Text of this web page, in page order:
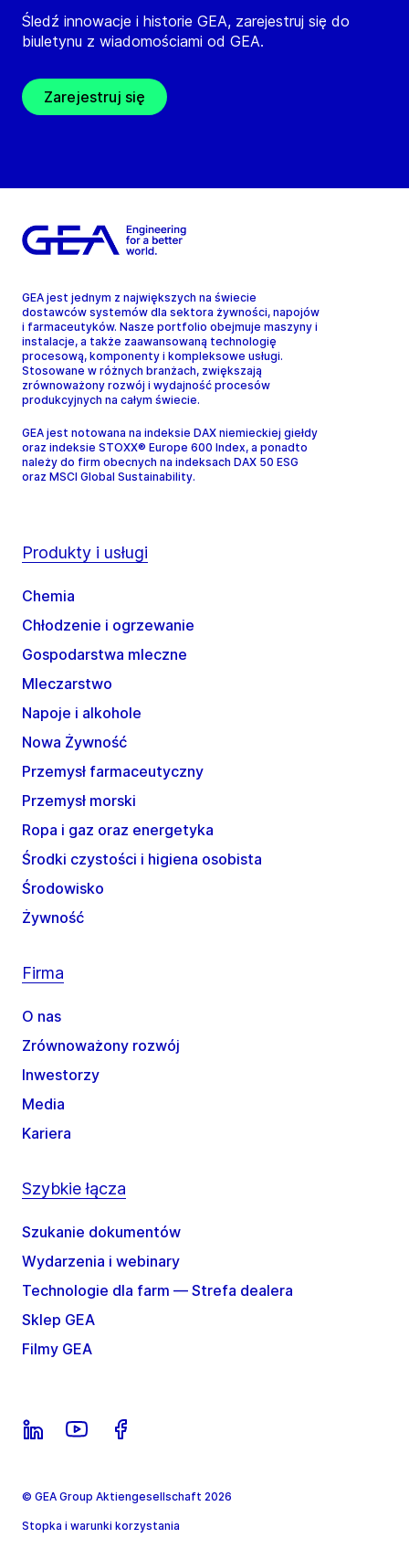
Śledź innowacje i historie GEA, zarejestruj się do
biuletynu z wiadomościami od GEA.
Zarejestruj się
GEA jest jednym z największych na świecie
dostawców systemów dla sektora żywności, napojów
i farmaceutyków. Nasze portfolio obejmuje maszyny i
instalacje, a także zaawansowaną technologię
procesową, komponenty i kompleksowe usługi.
Stosowane w różnych branżach, zwiększają
zrównoważony rozwój i wydajność procesów
produkcyjnych na całym świecie.
GEA jest notowana na indeksie DAX niemieckiej giełdy
oraz indeksie STOXX® Europe 600 Index, a ponadto
należy do firm obecnych na indeksach DAX 50 ESG
oraz MSCI Global Sustainability.
Produkty i usługi
Chemia
Chłodzenie i ogrzewanie
Gospodarstwa mleczne
Mleczarstwo
Napoje i alkohole
Nowa Żywność
Przemysł farmaceutyczny
Przemysł morski
Ropa i gaz oraz energetyka
Środki czystości i higiena osobista
Środowisko
Żywność
Firma
O nas
Zrównoważony rozwój
Inwestorzy
Media
Kariera
Szybkie łącza
Szukanie dokumentów
Wydarzenia i webinary
Technologie dla farm — Strefa dealera
Sklep GEA
Filmy GEA
© GEA Group Aktiengesellschaft 2026
Stopka i warunki korzystania